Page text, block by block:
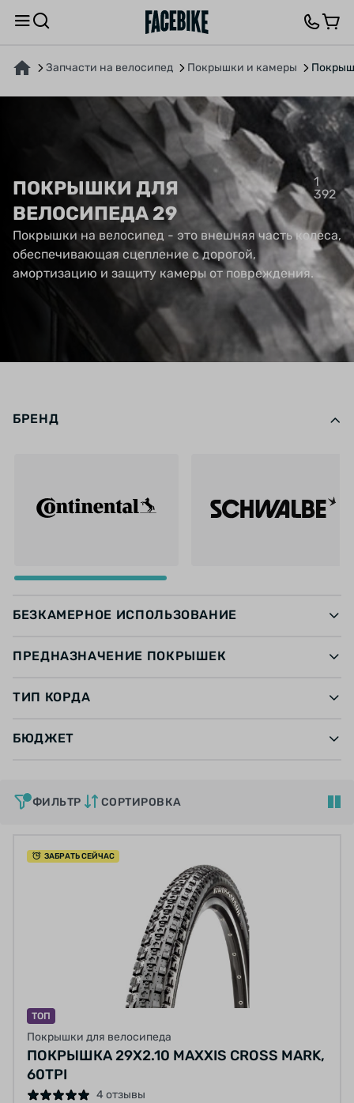
Запчасти на велосипед Покрышки и камеры
ПОКРЫШКИ ДЛЯ
ВЕЛОСИПЕДА 29
1
392
Покрышки на велосипед - это внешняя часть колеса,
обеспечивающая сцепление с дорогой,
амортизацию и защиту камеры от повреждения.
БРЕНД
БЕЗКАМЕРНОЕ ИСПОЛЬЗОВАНИЕ
ПРЕДНАЗНАЧЕНИЕ ПОКРЫШЕК
ТИП КОРДА
БЮДЖЕТ
ФИЛЬТР СОРТИРОВКА
ЗАБРАТЬ СЕЙЧАС
ТОП
Покрышки для велосипеда
ПОКРЫШКА 29X2.10 MAXXIS CROSS MARK,
60TPI
4 отзывы